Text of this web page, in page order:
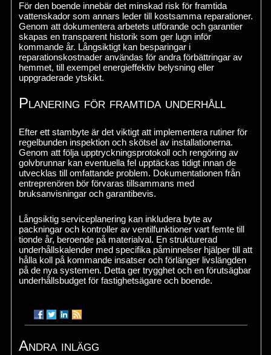
För den boende innebär det minskad risk för framtida
vattenskador som annars leder till kostsamma reparationer.
Genom att dokumentera arbetets utförande och garantier
skapas en transparent historik som ger lugn inför
kommande år. Långsiktigt kan besparingar i
reparationskostnader användas för andra förbättringar av
hemmet, till exempel energieffektiv belysning eller
uppgraderade ytskikt.
Planering för framtida underhåll
Efter ett stambyte är det viktigt att implementera rutiner för
regelbunden inspektion och skötsel av installationerna.
Genom att följa upptryckningsprotokoll och rengöring av
golvbrunnar kan eventuella fel upptäckas tidigt innan de
utvecklas till omfattande problem. Dokumentationen från
entreprenören bör förvaras tillsammans med
bruksanvisningar och garantibevis.
Långsiktig serviceplanering kan inkludera byte av
packningar och kontroller av ventilfunktioner vart femte till
tionde år, beroende på materialval. En strukturerad
underhållskalender med specifika påminnelser hjälper till att
hålla koll på kommande insatser och förlänger livslängden
på de nya systemen. Detta ger trygghet och en förutsägbar
underhållsbudget för fastighetsägare och boende.
Andra inlägg